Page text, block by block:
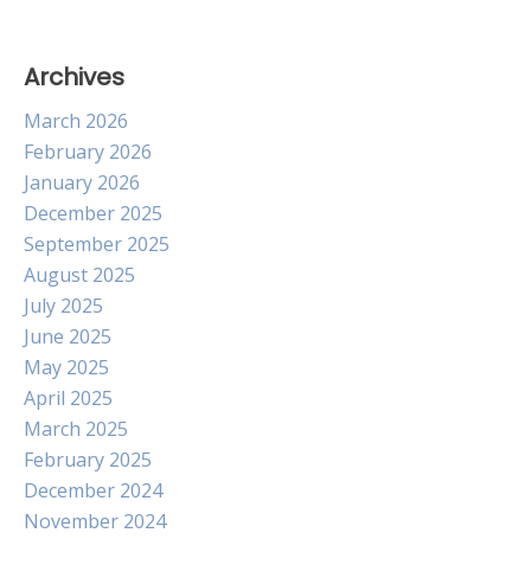
Archives
March 2026
February 2026
January 2026
December 2025
September 2025
August 2025
July 2025
June 2025
May 2025
April 2025
March 2025
February 2025
December 2024
November 2024